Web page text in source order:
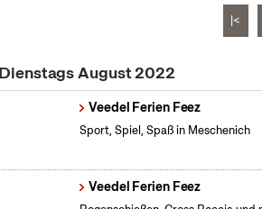
|<
August 2022
Veedel Ferien Feez
Sport, Spiel, Spaß in Meschenich
Veedel Ferien Feez